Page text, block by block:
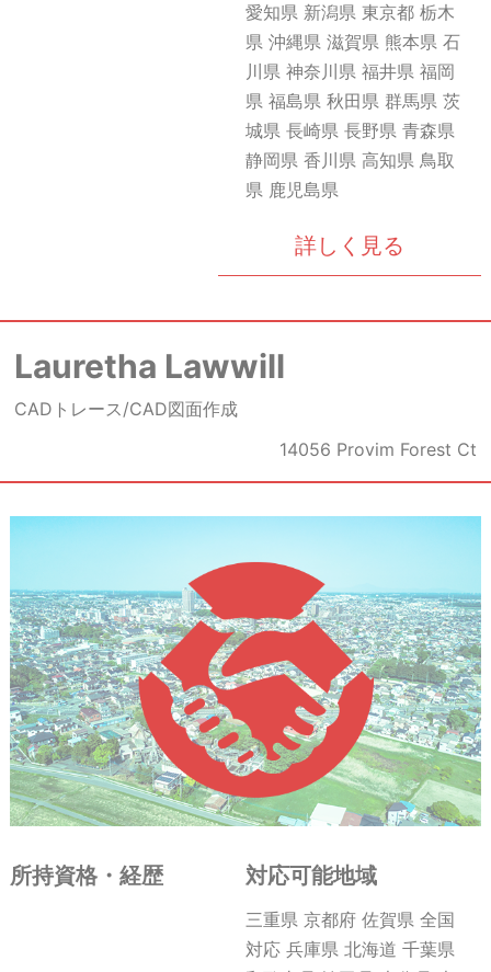
愛知県 新潟県 東京都 栃木
県 沖縄県 滋賀県 熊本県 石
川県 神奈川県 福井県 福岡
県 福島県 秋田県 群馬県 茨
城県 長崎県 長野県 青森県
静岡県 香川県 高知県 鳥取
県 鹿児島県
詳しく見る
Lauretha Lawwill
CADトレース/CAD図面作成
14056 Provim Forest Ct
所持資格・経歴 対応可能地域
三重県 京都府 佐賀県 全国
対応 兵庫県 北海道 千葉県